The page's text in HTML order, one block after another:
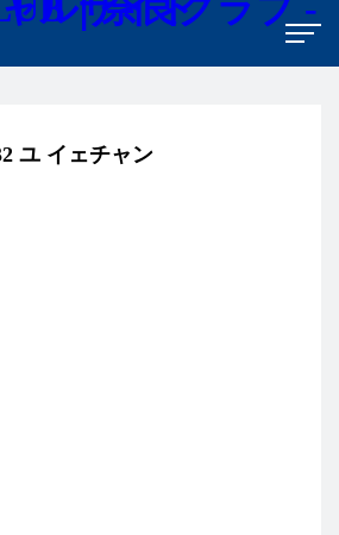
ユ イェチャン